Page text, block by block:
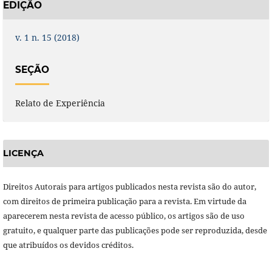
EDIÇÃO
v. 1 n. 15 (2018)
SEÇÃO
Relato de Experiência
LICENÇA
Direitos Autorais para artigos publicados nesta revista são do autor,
com direitos de primeira publicação para a revista. Em virtude da
aparecerem nesta revista de acesso público, os artigos são de uso
gratuito, e qualquer parte das publicações pode ser reproduzida, desde
que atribuídos os devidos créditos.